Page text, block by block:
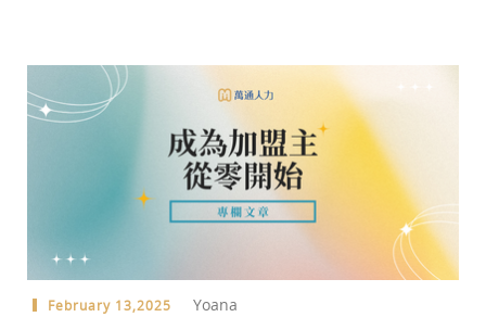
February 13,2025 Yoana